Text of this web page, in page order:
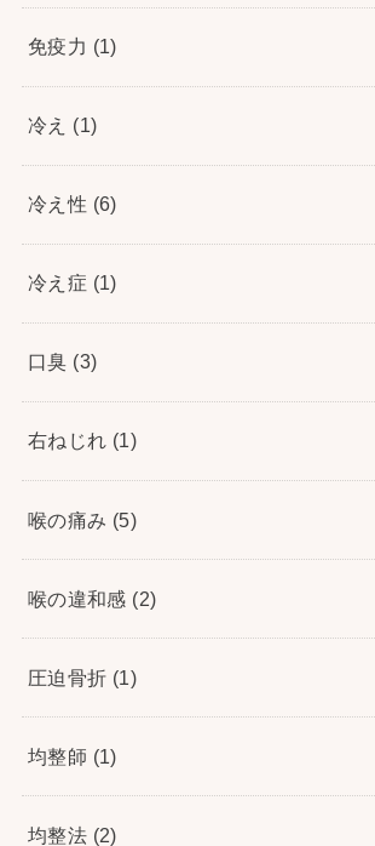
免疫力 (1)
冷え (1)
冷え性 (6)
冷え症 (1)
口臭 (3)
右ねじれ (1)
喉の痛み (5)
喉の違和感 (2)
圧迫骨折 (1)
均整師 (1)
均整法 (2)